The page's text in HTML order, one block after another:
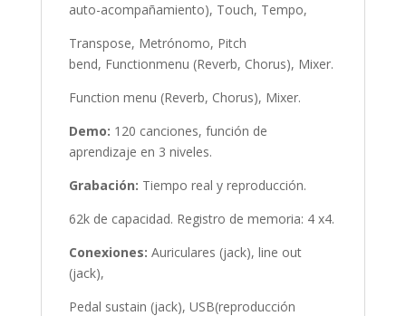
auto-acompañamiento), Touch, Tempo,
Transpose, Metrónomo, Pitch
bend, Functionmenu (Reverb, Chorus), Mixer.
Function menu (Reverb, Chorus), Mixer.
Demo: 120 canciones, función de
aprendizaje en 3 niveles.
Grabación: Tiempo real y reproducción.
62k de capacidad. Registro de memoria: 4 x4.
Conexiones: Auriculares (jack), line out
(jack),
Pedal sustain (jack), USB(reproducción